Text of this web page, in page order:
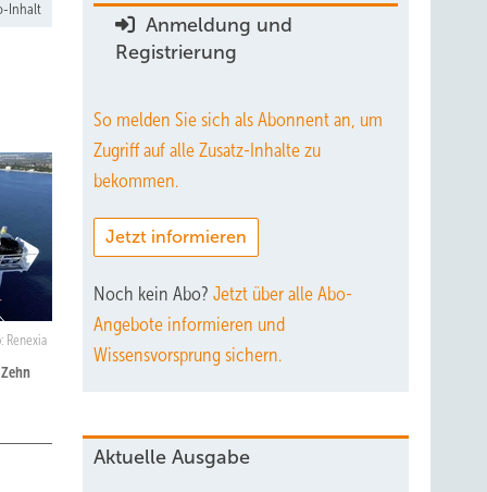
Inhalt
Renexia
Anmeldung und
Registrierung
So melden Sie sich als Abonnent an, um
Zugriff auf alle Zusatz-Inhalte zu
bekommen.
Jetzt informieren
Noch kein Abo? Jetzt über alle Abo-
Angebote informieren und
Wissensvorsprung sichern.
Aktuelle Ausgabe